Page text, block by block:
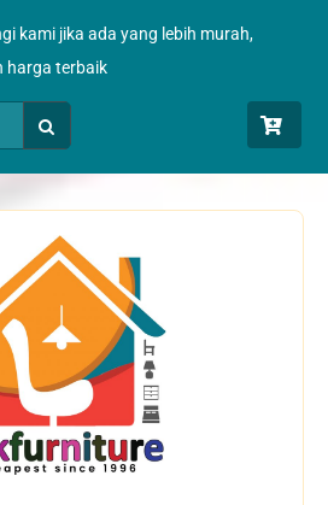
kami jika ada yang lebih murah,
harga terbaik